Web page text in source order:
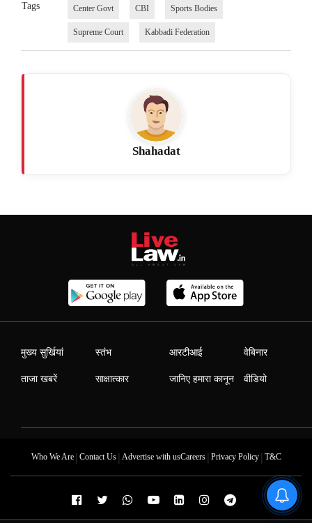
Tags Center Govt CBI Sports Bodies
Supreme Court Kabbadi Federation
Shahadat
मुख्य सुर्खियां
ताजा खबरें
स्तंभ
साक्षात्कार
आरटीआई
जानिए हमारा कानून
वेबिनार
वीडियो
Who We Are| Contact Us| Advertise with usCareers| Privacy Policy| T&C